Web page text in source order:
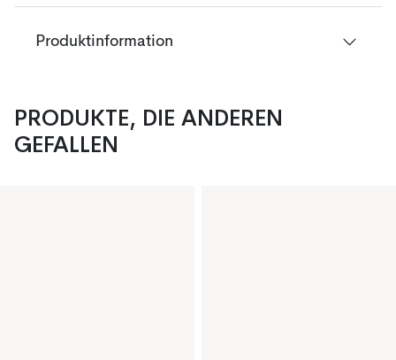
Produktinformation
PRODUKTE, DIE ANDEREN
GEFALLEN